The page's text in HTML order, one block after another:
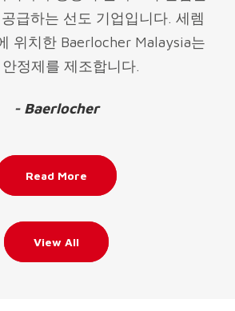
급하는 선도 기업입니다. 세렘
위치한 Baerlocher Malaysia는
안정제를 제조합니다.
- Baerlocher
Read More
View All